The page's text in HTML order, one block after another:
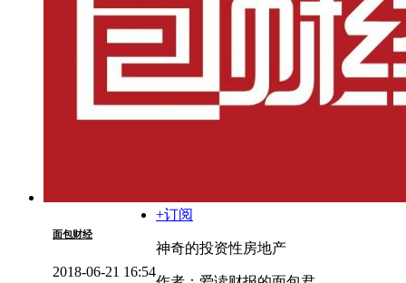
面包财经
2018-06-21 16:54
+订阅
神奇的投资性房地产